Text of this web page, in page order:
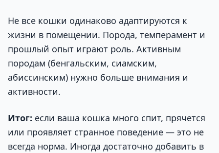
Не все кошки одинаково адаптируются к
жизни в помещении. Порода, темперамент и
прошлый опыт играют роль. Активным
породам (бенгальским, сиамским,
абиссинским) нужно больше внимания и
активности.
Итог: если ваша кошка много спит, прячется
или проявляет странное поведение — это не
всегда норма. Иногда достаточно добавить в